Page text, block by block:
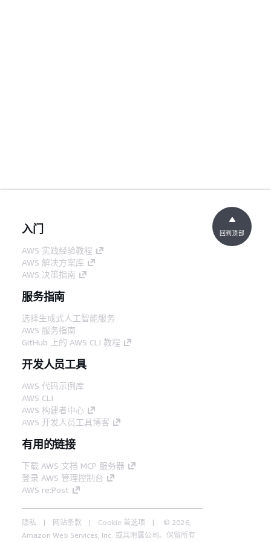
入门
AWS 实践经验教程
AWS 解决方案库
AWS 决策指南
服务指南
选择生成式人工智能服务
AWS 服务指南
GitHub 上的 AWS CLI 教程
开发人员工具
AWS 代码示例库
AWS CLI
AWS 构建者中心
AWS 开发人员工具博客
有用的链接
下载 AWS 文档 MCP 服务器
登录 AWS 管理控制台
AWS re:Post
隐私 网站条款 Cookie 首选项
© 2026,
Amazon Web Services, Inc. 或其附属公司。保留所有
回到顶部